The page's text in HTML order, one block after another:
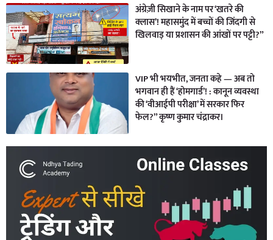
अंग्रेज़ी सिखाने के नाम पर ‘खतरे की
क्लास’! महासमुंद में बच्चों की जिंदगी से
खिलवाड़ या प्रशासन की आंखों पर पट्टी?”
VIP भी भयभीत, जनता कहे — अब तो
भगवान ही हैं ‘होमगार्ड’! : कानून व्यवस्था
की ‘वीआईपी परीक्षा’ में सरकार फिर
फेल?” कृष्ण कुमार चंद्राकर।